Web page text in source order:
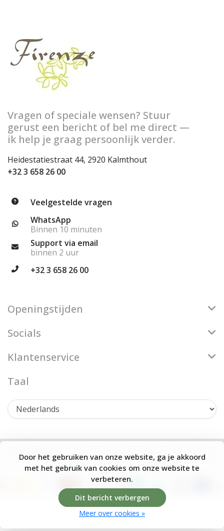
Door het gebruiken van onze website, ga je akkoord
met het gebruik van cookies om onze website te
verbeteren.
Dit bericht verbergen
Meer over cookies »
Vragen of speciale wensen? Stuur
gerust een bericht of bel me direct —
ik help je graag persoonlijk verder.
Heidestatiestraat 44, 2920 Kalmthout
+32 3 658 26 00
Veelgestelde vragen
WhatsApp
Binnen 10 minuten
Support via email
binnen 2 uur
+32 3 658 26 00
Openingstijden
Socials
Klantenservice
Taal
© Copyright 2026 Firenze Bloemenatelier - Theme by
Frontlabel - Powered by Lightspeed